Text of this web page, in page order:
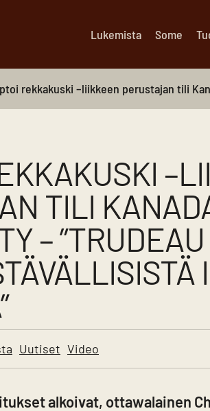
Lukemista Some
rekkakuski –liikkeen perustajan tili
TILI
– ”TRUDEAU
Uutiset Video
alkoivat, ottawalainen